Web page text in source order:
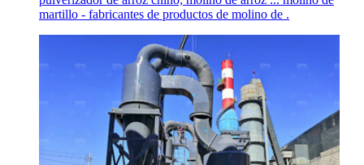
martillo - fabricantes de productos de molino de .